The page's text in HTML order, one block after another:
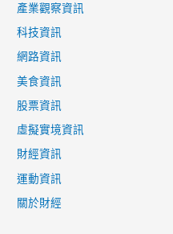
產業觀察資訊
科技資訊
網路資訊
美食資訊
股票資訊
虛擬實境資訊
財經資訊
運動資訊
關於財經